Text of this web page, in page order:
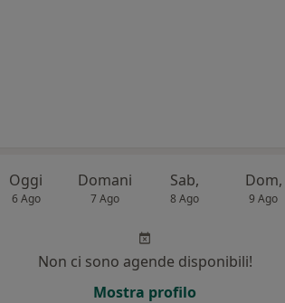
Oggi
6 Ago
Domani
7 Ago
Sab,
8 Ago
Dom,
9 Ago
Non ci sono agende disponibili!
Mostra profilo